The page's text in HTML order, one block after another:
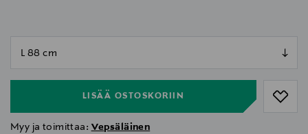
LISÄÄ OSTOSKORIIN
Myy ja toimittaa: Vepsäläinen